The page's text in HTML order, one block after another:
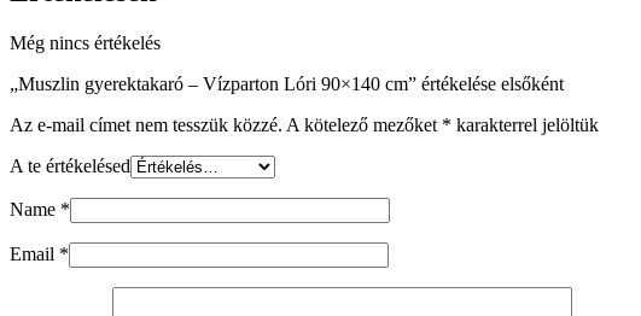
Még nincs értékelés
„Muszlin gyerektakaró – Vízparton Lóri 90×140 cm” értékelése elsőként
Az e-mail címet nem tesszük közzé. A kötelező mezőket * karakterrel jelöltük
A te értékelésed
Name *
Email *